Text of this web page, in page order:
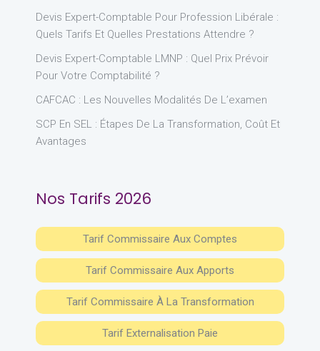
Devis Expert-Comptable Pour Profession Libérale :
Quels Tarifs Et Quelles Prestations Attendre ?
Devis Expert-Comptable LMNP : Quel Prix Prévoir
Pour Votre Comptabilité ?
CAFCAC : Les Nouvelles Modalités De L’examen
SCP En SEL : Étapes De La Transformation, Coût Et
Avantages
Nos Tarifs 2026
Tarif Commissaire Aux Comptes
Tarif Commissaire Aux Apports
Tarif Commissaire À La Transformation
Tarif Externalisation Paie